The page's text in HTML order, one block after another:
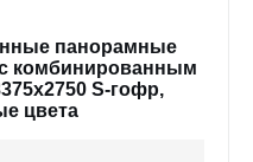
панорамные
комбинированным
S-гофр,
цвета